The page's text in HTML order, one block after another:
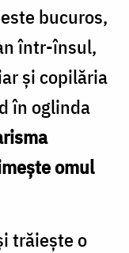
bucuros,
într-însul,
și copilăria
în oglinda
omul
trăiește o